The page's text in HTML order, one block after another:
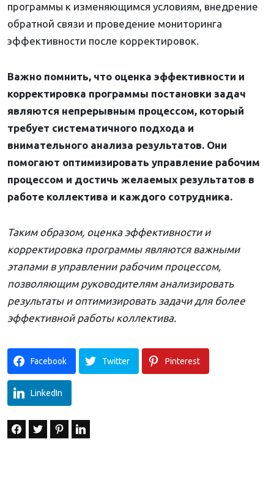
программы к изменяющимся условиям, внедрение
обратной связи и проведение мониторинга
эффективности после корректировок.
Важно помнить, что оценка эффективности и
корректировка программы постановки задач
являются непрерывным процессом, который
требует систематичного подхода и
внимательного анализа результатов. Они
помогают оптимизировать управление рабочим
процессом и достичь желаемых результатов в
работе коллектива и каждого сотрудника.
Таким образом, оценка эффективности и
корректировка программы являются важными
этапами в управлении рабочим процессом,
позволяющим руководителям анализировать
результаты и оптимизировать задачи для более
эффективной работы коллектива.
Facebook Twitter Pinterest
LinkedIn